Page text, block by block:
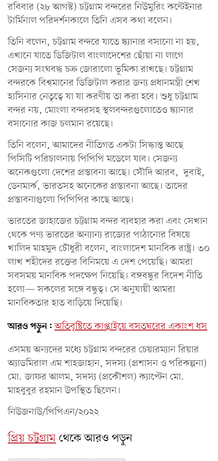
রবিবার (২৮ আগস্ট) চট্টগ্রাম বন্দরের নিউমুরিং কন্টেইনার
টার্মিনাল পরিদর্শনকালে তিনি এসব কথা বলেন।
তিনি বলেন, চট্টগ্রাম বন্দরে যাতে স্ক‍্যানার বসানো না হয়,
এখানে যাতে ডিজিটাল বাংলাদেশের ছোঁয়া না লাগে
সেজন‍্য সংঘবদ্ধ চক্র জোরালো ভূমিকা রাখছে। চট্টগ্রাম
বন্দরকে বিশ্বমানের ডিজিটাল করার জন‍্য প্রধানমন্ত্রী শেখ
হাসিনার নেতৃত্বে যা যা করণীয় তা করা হবে। শুধু চট্টগ্রাম
বন্দর নয়, মোংলা বন্দরসহ স্থলবন্দরগুলোতেও স্ক‍্যানার
বসানোর কাজ চলমান রয়েছে।
তিনি বলেন, আমাদের নীতিগত একটা সিদ্ধান্ত আছে
পিসিটি পরিচালনায় পিপিপি মডেলে যাব। সেজন্য
অনেকগুলো দেশের প্রস্তাবনা আছে। সৌদি আরব, দুবাই,
ডেনমার্ক, ভারতসহ অনেকের প্রস্তাবনা আছে। তাদের
প্রস্তাবনাগুলো পিপিপির কাছে আছে।
ভারতের জাহাজের চট্টগ্রাম বন্দর ব্যবহার করা এবং সেখান
থেকে পণ‍্য ভারতের অন‍্যান‍্য রাজ‍্যের পাঠানোর বিষয়ে
খালিদ মাহমুদ চৌধুরী বলেন, বাংলাদেশ মানবিক রাষ্ট্র। ৩০
লাখ শহীদের রক্তের বিনিময়ে এ দেশ পেয়েছি। আমরা
সবসময় মানবিক পদক্ষেপ নিয়েছি। বঙ্গবন্ধুর বিদেশ নীতি
হলো— সকলের সঙ্গে বন্ধুত্ব। সে অনুযায়ী আমরা
মানবিকতার হাত বাড়িয়ে দিয়েছি।
আরও পড়ুন: অতিবৃষ্টিতে কাপ্তাইয়ে বসতঘরের একাংশ ধস
এসময় অন্যদের মধ‍্যে চট্টগ্রাম বন্দরের চেয়ারম‍্যান রিয়ার
অ্যাডমিরাল এম শাহজাহান, সদস‍্য (প্রশাসন ও পরিকল্পনা)
মো. জাফর আলম, সদস‍্য (প্রকৌশল) ক‍্যাপ্টেন মো.
মাহবুবুর রহমান উপস্থিত ছিলেন।
নিউজনাউ/পিপিএন/২০২২
প্রিয় চট্টগ্রামথেকে আরও পড়ুন